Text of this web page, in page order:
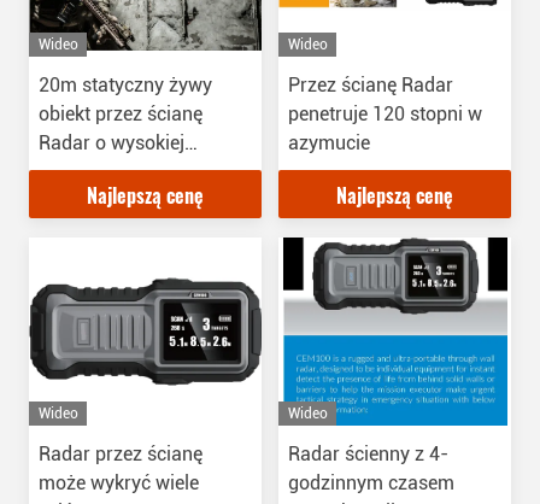
Wideo
20m statyczny żywy
obiekt przez ścianę
Radar o wysokiej
penetracji
Najlepszą cenę
Wideo
Przez ścianę Radar
penetruje 120 stopni w
azymucie
Najlepszą cenę
Wideo
Radar przez ścianę
może wykryć wiele
Wideo
Radar ścienny z 4-
godzinnym czasem